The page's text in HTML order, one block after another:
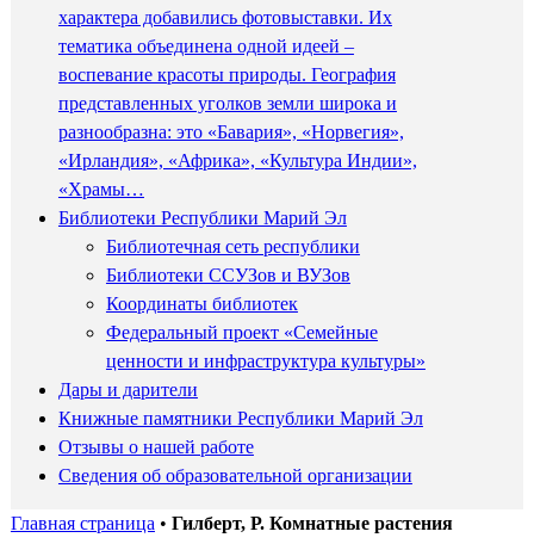
характера добавились фотовыставки. Их
тематика объединена одной идеей –
воспевание красоты природы. География
представленных уголков земли широка и
разнообразна: это «Бавария», «Норвегия»,
«Ирландия», «Африка», «Культура Индии»,
«Храмы…
Библиотеки Республики Марий Эл
Библиотечная сеть республики
Библиотеки ССУЗов и ВУЗов
Координаты библиотек
Федеральный проект «Семейные
ценности и инфраструктура культуры»
Дары и дарители
Книжные памятники Республики Марий Эл
Отзывы о нашей работе
Сведения об образовательной организации
Главная страница • Гилберт, Р. Комнатные растения